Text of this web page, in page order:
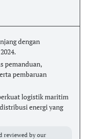
dengan
pemanduan,
pembaruan
logistik maritim
energi yang
reviewed by our